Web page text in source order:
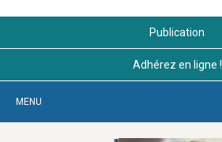
Publication
Adhérez en ligne !
MENU